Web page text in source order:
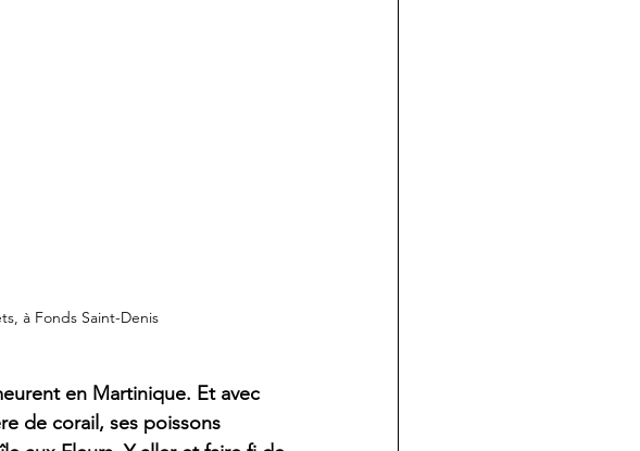
à Fonds Saint-Denis
en Martinique. Et avec
de corail, ses poissons